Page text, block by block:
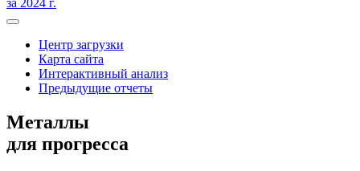
за 2024 г.
Центр загрузки
Карта сайта
Интерактивный анализ
Предыдущие отчеты
Металлы
для прогресса